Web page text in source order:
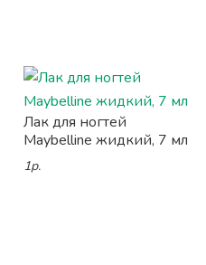
Лак для ногтей
Maybelline жидкий, 7 мл
1р.